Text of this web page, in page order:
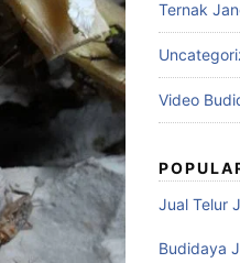
Ternak
Video
Jual Telur
Budidaya